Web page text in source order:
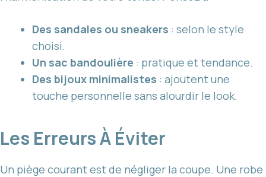
Des sandales ou sneakers : selon le style
choisi.
Un sac bandoulière : pratique et tendance.
Des bijoux minimalistes : ajoutent une
touche personnelle sans alourdir le look.
Les Erreurs À Éviter
Un piège courant est de négliger la coupe. Une robe